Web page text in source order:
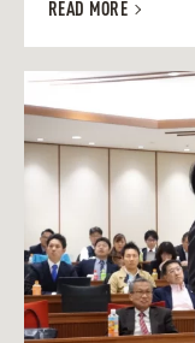
READ MORE